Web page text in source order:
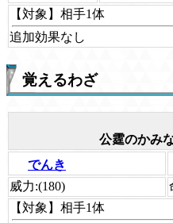
【対象】 相手1体
追加効果なし
覚えるわざ
公霆のかみ
でんき
威力:(180)
【対象】 相手1体